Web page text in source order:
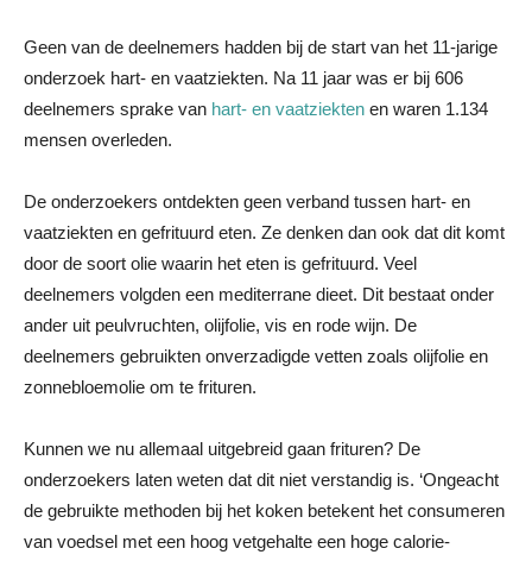
Geen van de deelnemers hadden bij de start van het 11-jarige
onderzoek hart- en vaatziekten. Na 11 jaar was er bij 606
deelnemers sprake van hart- en vaatziekten en waren 1.134
mensen overleden.
De onderzoekers ontdekten geen verband tussen hart- en
vaatziekten en gefrituurd eten. Ze denken dan ook dat dit komt
door de soort olie waarin het eten is gefrituurd. Veel
deelnemers volgden een mediterrane dieet. Dit bestaat onder
ander uit peulvruchten, olijfolie, vis en rode wijn. De
deelnemers gebruikten onverzadigde vetten zoals olijfolie en
zonnebloemolie om te frituren.
Kunnen we nu allemaal uitgebreid gaan frituren? De
onderzoekers laten weten dat dit niet verstandig is. ‘Ongeacht
de gebruikte methoden bij het koken betekent het consumeren
van voedsel met een hoog vetgehalte een hoge calorie-